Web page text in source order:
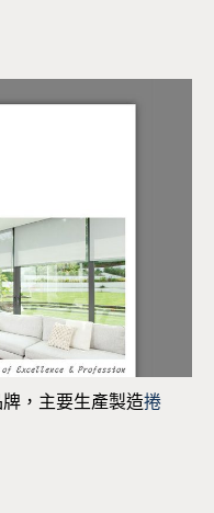
，主要生產製造捲